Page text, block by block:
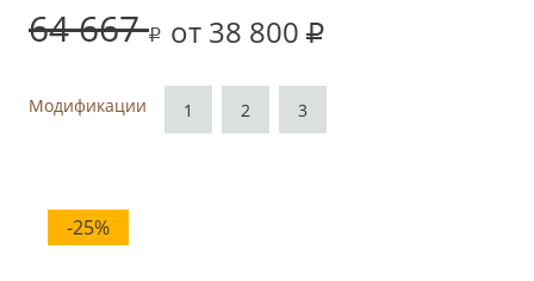
64 667 от 38 800
Модификации 1 2 3
-25%